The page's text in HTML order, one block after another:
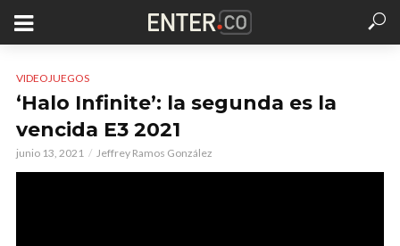
VIDEOJUEGOS
‘Halo Infinite’: la segunda es la
vencida E3 2021
junio 13, 2021 Jeffrey Ramos González